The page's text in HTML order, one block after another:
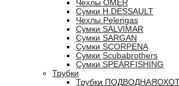
Чехлы OMER
Сумки H.DESSAULT
Чехлы Pelengas
Сумки SALVIMAR
Сумки SARGAN
Сумки SCORPENA
Сумки Scubabrothers
Сумки SPEARFISHING
Трубки
Трубки